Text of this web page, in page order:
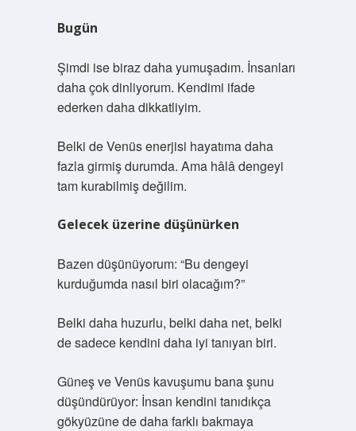
Bugün
Şimdi ise biraz daha yumuşadım. İnsanları
daha çok dinliyorum. Kendimi ifade
ederken daha dikkatliyim.
Belki de Venüs enerjisi hayatıma daha
fazla girmiş durumda. Ama hâlâ dengeyi
tam kurabilmiş değilim.
Gelecek üzerine düşünürken
Bazen düşünüyorum: “Bu dengeyi
kurduğumda nasıl biri olacağım?”
Belki daha huzurlu, belki daha net, belki
de sadece kendini daha iyi tanıyan biri.
Güneş ve Venüs kavuşumu bana şunu
düşündürüyor: İnsan kendini tanıdıkça
gökyüzüne de daha farklı bakmaya